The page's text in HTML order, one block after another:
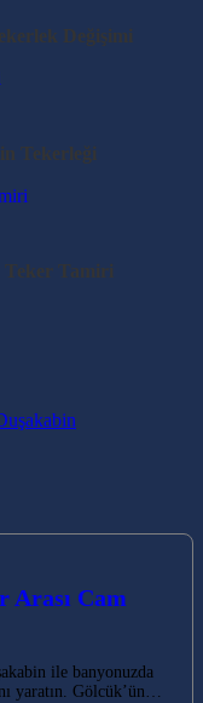
Değişimi
Tekerleği
Teker Tamiri
Arası Cam
ile banyonuzda
yaratın. Gölcük’ün…